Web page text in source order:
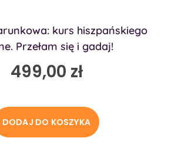
kurs hiszpańskiego
Przełam się i gadaj!
499,00 zł
DODAJ DO KOSZYKA